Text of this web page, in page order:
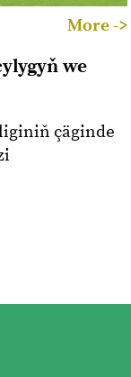
More ->
we
çäginde